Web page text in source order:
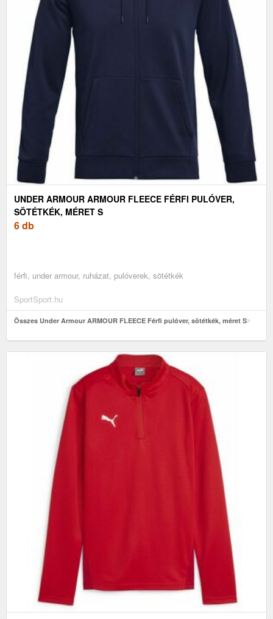
UNDER ARMOUR ARMOUR FLEECE FÉRFI PULÓVER,
SÖTÉTKÉK, MÉRET S
6 db
férfi, under armour, ruházat, pulóverek, sötétkék
SportSport.hu
Összes Under Armour ARMOUR FLEECE Férfi pulóver, sötétkék, méret S